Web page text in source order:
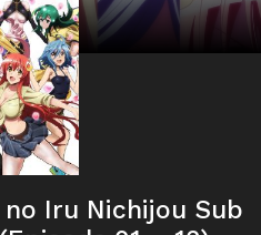
Iru Nichijou Sub